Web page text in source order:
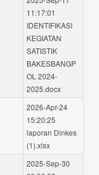
11:17:01
IDENTIFIKASI
KEGIATAN
SATISTIK
BAKESBANGP
OL 2024-
2025.docx
2026-Apr-24
15:20:25
laporan Dinkes
(1).xlsx
2025-Sep-30